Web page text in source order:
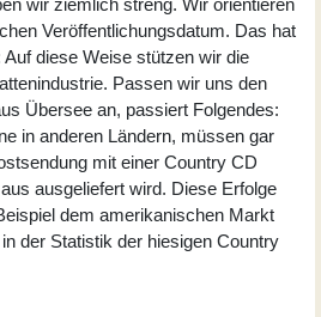
wir ziemlich streng. Wir orientieren
Veröffentlichungsdatum. Das hat
diese Weise stützen wir die
Passen wir uns den
Übersee an, passiert Folgendes:
in anderen Ländern, müssen gar
mit einer Country CD
ausgeliefert wird. Diese Erfolge
dem amerikanischen Markt
der Statistik der hiesigen Country